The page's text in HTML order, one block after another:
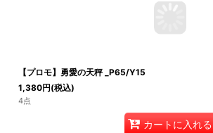
【プロモ】勇愛の天秤 _P65/Y15